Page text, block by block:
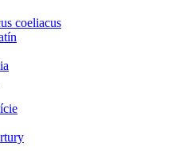
coeliacus